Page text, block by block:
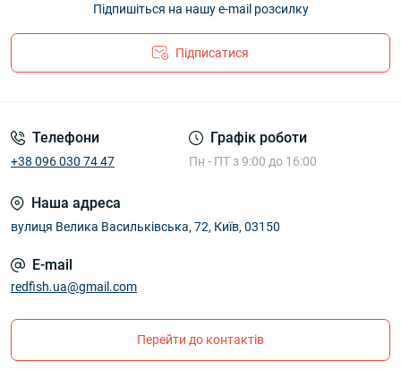
Підпишіться на нашу e-mail розсилку
Підписатися
Телефони
+38 096 030 74 47
Графік роботи
Пн - ПТ з 9:00 до 16:00
Наша адреса
вулиця Велика Васильківська, 72, Київ, 03150
E-mail
redfish.ua@gmail.com
Перейти до контактів